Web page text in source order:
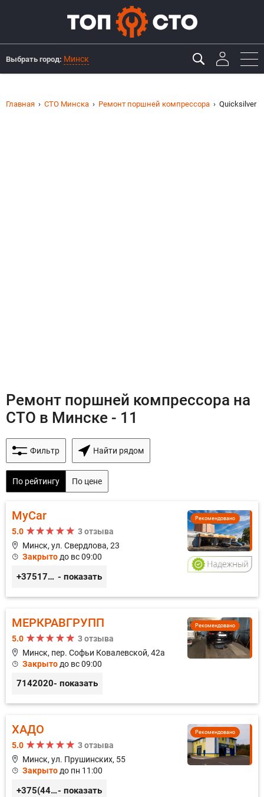
Выбрать город: Минск
Главная СТО Минска Ремонт поршней компрессора Quicksilver
Ремонт поршней компрессора на
СТО в Минске - 11
Фильтр Найти рядом
По рейтингу По цене
Рекомендовано
MyCar
5.0
3 отзыва
Минск, ул. Свердлова, 23
Закрыто до вс 09:00
+375173212443 - показать
Рекомендовано
МЕРКРАВГРУПП
5.0
3 отзыва
Минск, пер. Софьи Ковалевской, 42а
Закрыто до вс 09:00
7142020- показать
Рекомендовано
ХАДО
5.0
3 отзыва
Минск, ул. Прушинских, 55
Закрыто до пн 11:00
+375(44) 559-27-77- показать